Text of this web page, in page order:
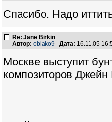
Спасибо. Надо
Re: Jane Birkin
Автор: oblako9 Дата: 16.11.05
Москве выступит
композиторов Джейн